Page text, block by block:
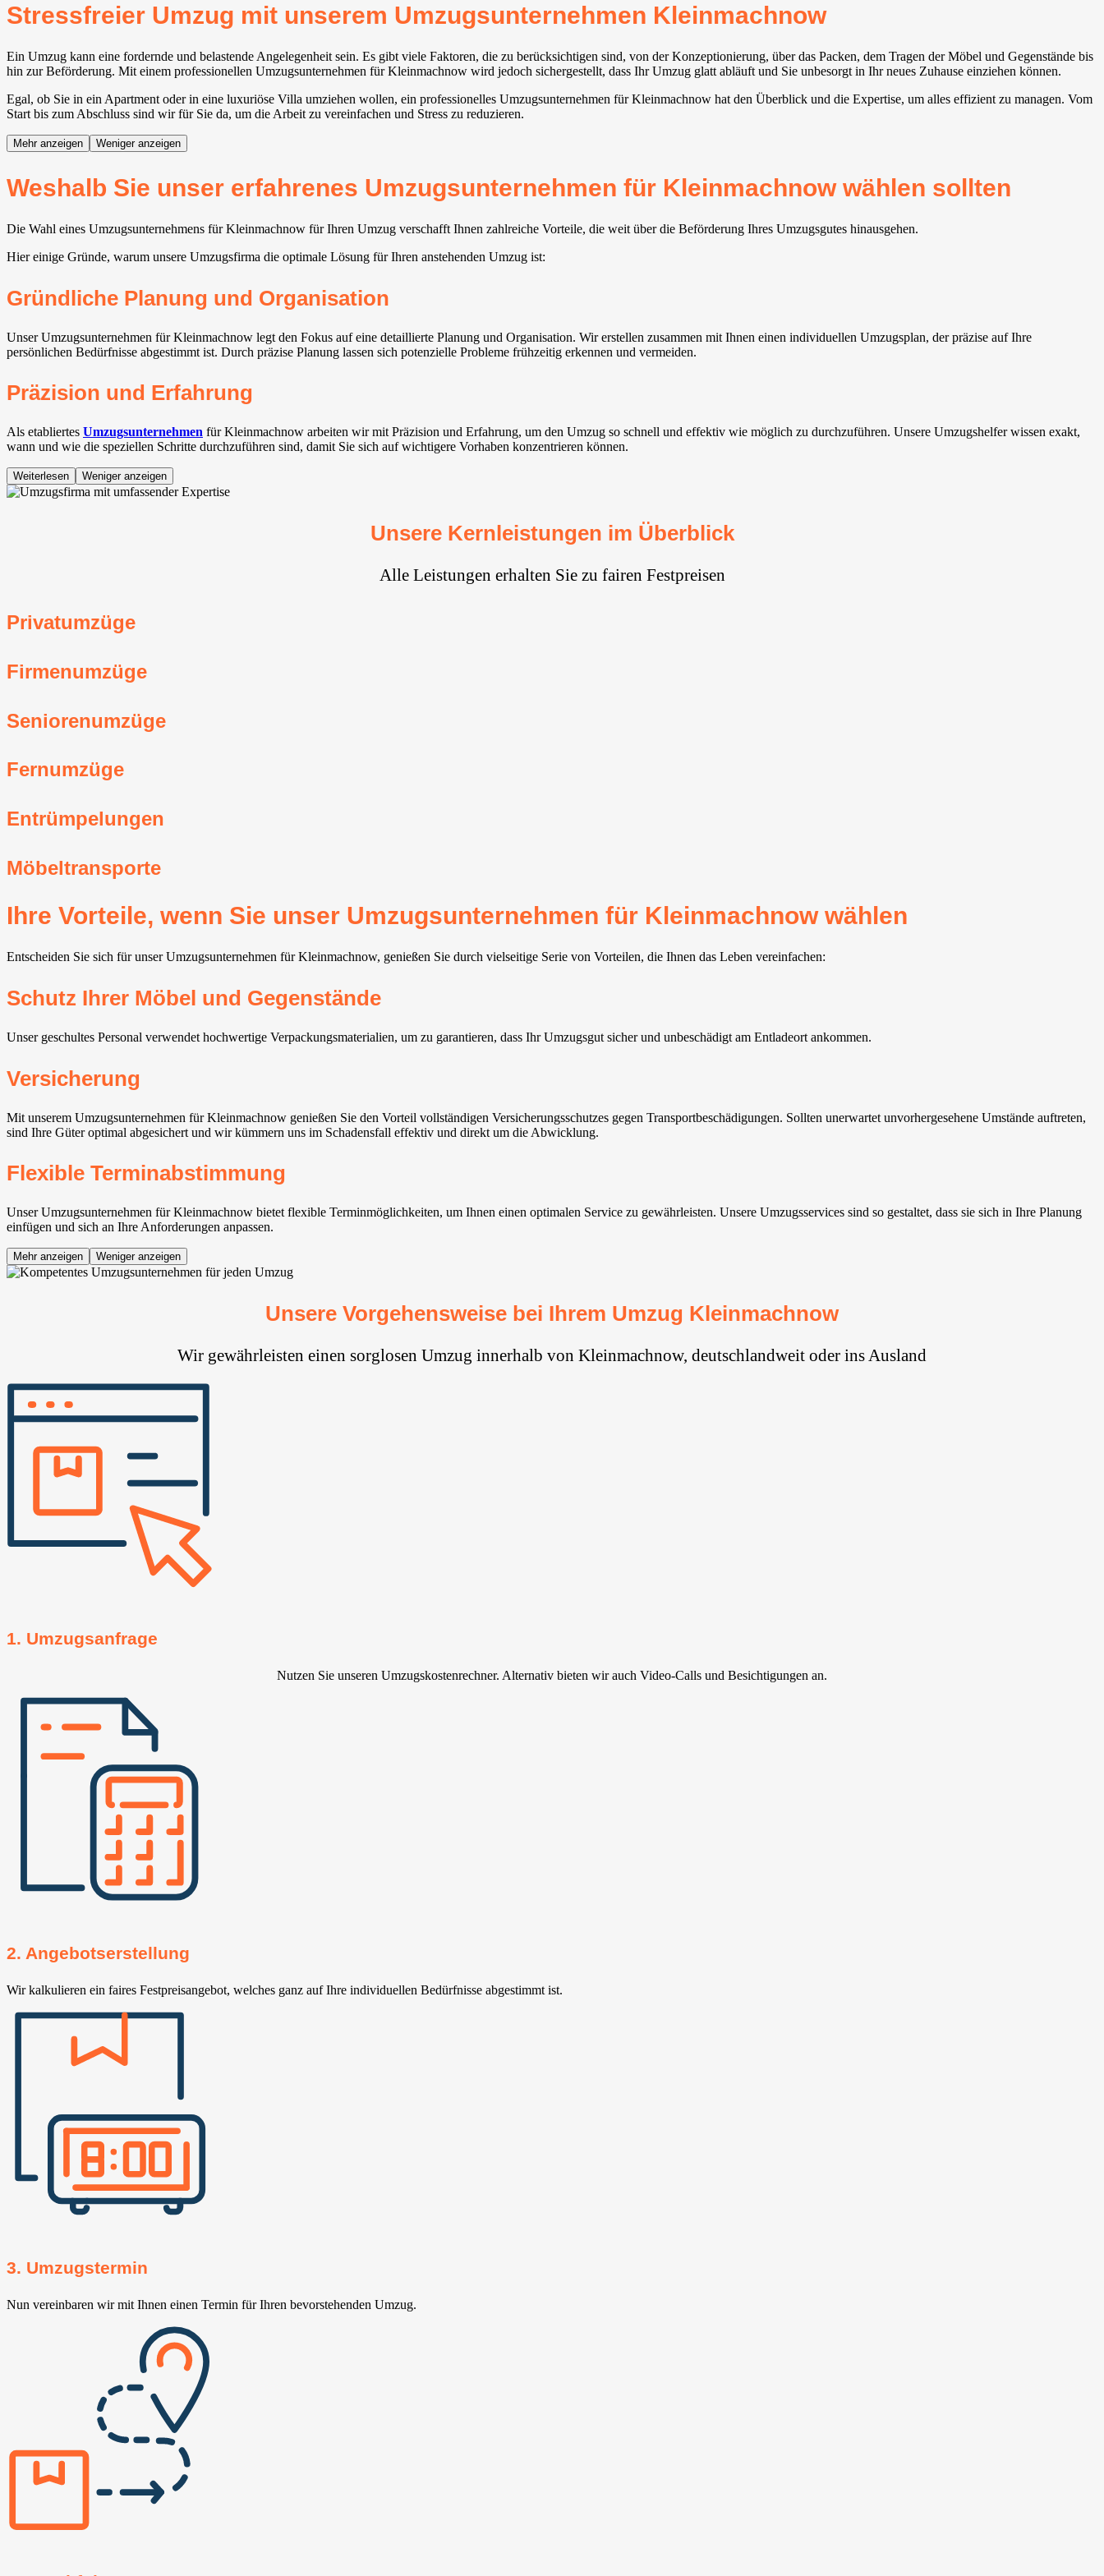
Stressfreier Umzug mit unserem Umzugsunternehmen Kleinmachnow⁠
Ein Umzug kann eine fordernde und belastende Angelegenheit sein. Es gibt viele Faktoren, die zu berücksichtigen sind, von der Konzeptionierung, über das Packen, dem Tragen der Möbel und Gegenstände bis
hin zur Beförderung. Mit einem professionellen Umzugsunternehmen für Kleinmachnow⁠ wird jedoch sichergestellt, dass Ihr Umzug glatt abläuft und Sie unbesorgt in Ihr neues Zuhause einziehen können.
Egal, ob Sie in ein Apartment oder in eine luxuriöse Villa umziehen wollen, ein professionelles Umzugsunternehmen für Kleinmachnow⁠ hat den Überblick und die Expertise, um alles effizient zu managen. Vom
Start bis zum Abschluss sind wir für Sie da, um die Arbeit zu vereinfachen und Stress zu reduzieren.
Mehr anzeigen Weniger anzeigen
Weshalb Sie unser erfahrenes Umzugsunternehmen für Kleinmachnow⁠ wählen sollten
Die Wahl eines Umzugsunternehmens für Kleinmachnow⁠ für Ihren Umzug verschafft Ihnen zahlreiche Vorteile, die weit über die Beförderung Ihres Umzugsgutes hinausgehen.
Hier einige Gründe, warum unsere Umzugsfirma die optimale Lösung für Ihren anstehenden Umzug ist:
Gründliche Planung und Organisation
Unser Umzugsunternehmen für Kleinmachnow⁠ legt den Fokus auf eine detaillierte Planung und Organisation. Wir erstellen zusammen mit Ihnen einen individuellen Umzugsplan, der präzise auf Ihre
persönlichen Bedürfnisse abgestimmt ist. Durch präzise Planung lassen sich potenzielle Probleme frühzeitig erkennen und vermeiden.
Präzision und Erfahrung
Als etabliertes Umzugsunternehmen für Kleinmachnow⁠ arbeiten wir mit Präzision und Erfahrung, um den Umzug so schnell und effektiv wie möglich zu durchzuführen. Unsere Umzugshelfer wissen exakt,
wann und wie die speziellen Schritte durchzuführen sind, damit Sie sich auf wichtigere Vorhaben konzentrieren können.
Weiterlesen Weniger anzeigen
Unsere Kernleistungen im Überblick
Alle Leistungen erhalten Sie zu fairen Festpreisen
Privatumzüge
Firmenumzüge
Seniorenumzüge
Fernumzüge
Entrümpelungen
Möbeltransporte
Ihre Vorteile, wenn Sie unser Umzugsunternehmen für Kleinmachnow⁠ wählen
Entscheiden Sie sich für unser Umzugsunternehmen für Kleinmachnow⁠, genießen Sie durch vielseitige Serie von Vorteilen, die Ihnen das Leben vereinfachen:
Schutz Ihrer Möbel und Gegenstände
Unser geschultes Personal verwendet hochwertige Verpackungsmaterialien, um zu garantieren, dass Ihr Umzugsgut sicher und unbeschädigt am Entladeort ankommen.
Versicherung
Mit unserem Umzugsunternehmen für Kleinmachnow⁠ genießen Sie den Vorteil vollständigen Versicherungsschutzes gegen Transportbeschädigungen. Sollten unerwartet unvorhergesehene Umstände auftreten,
sind Ihre Güter optimal abgesichert und wir kümmern uns im Schadensfall effektiv und direkt um die Abwicklung.
Flexible Terminabstimmung
Unser Umzugsunternehmen für Kleinmachnow⁠ bietet flexible Terminmöglichkeiten, um Ihnen einen optimalen Service zu gewährleisten. Unsere Umzugsservices sind so gestaltet, dass sie sich in Ihre Planung
einfügen und sich an Ihre Anforderungen anpassen.
Mehr anzeigen Weniger anzeigen
Unsere Vorgehensweise bei Ihrem Umzug Kleinmachnow⁠
Wir gewährleisten einen sorglosen Umzug innerhalb von Kleinmachnow⁠, deutschlandweit oder ins Ausland
1. Umzugsanfrage
Nutzen Sie unseren Umzugskostenrechner. Alternativ bieten wir auch Video-Calls und Besichtigungen an.
2. Angebotserstellung
Wir kalkulieren ein faires Festpreisangebot, welches ganz auf Ihre individuellen Bedürfnisse abgestimmt ist.
3. Umzugstermin
Nun vereinbaren wir mit Ihnen einen Termin für Ihren bevorstehenden Umzug.